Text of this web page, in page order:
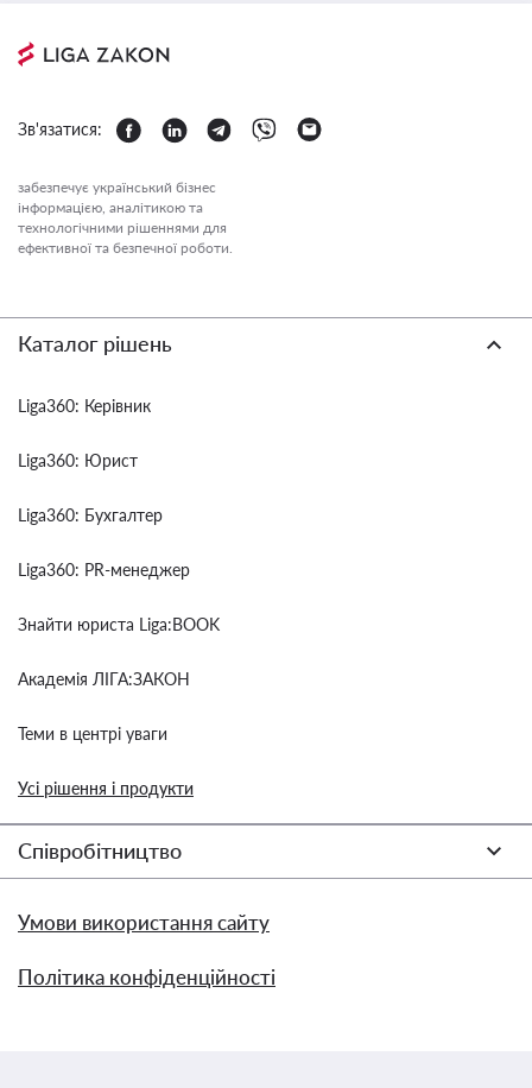
Зв'язатися:
забезпечує український бізнес
інформацією, аналітикою та
технологічними рішеннями для
ефективної та безпечної роботи.
Каталог рішень
Liga360: Керівник
Liga360: Юрист
Liga360: Бухгалтер
Liga360: PR-менеджер
Знайти юриста Liga:BOOK
Академія ЛІГА:ЗАКОН
Теми в центрі уваги
Усі рішення і продукти
Співробітництво
Умови використання сайту
Політика конфіденційності